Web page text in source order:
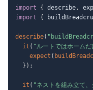
import { describe,
import
{
describe(
it ( "ルートではホーム
expect (
} ) ;
it ( "ネストを組み立て